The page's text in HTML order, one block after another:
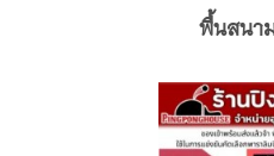
พื้นสนา